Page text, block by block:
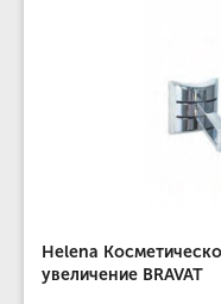
Helena
увеличение BRAVAT